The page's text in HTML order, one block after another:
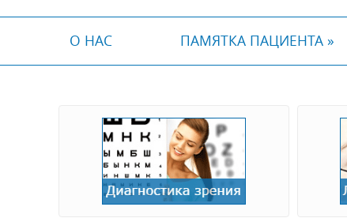
О НАС ПАМЯТКА ПАЦИЕНТА »